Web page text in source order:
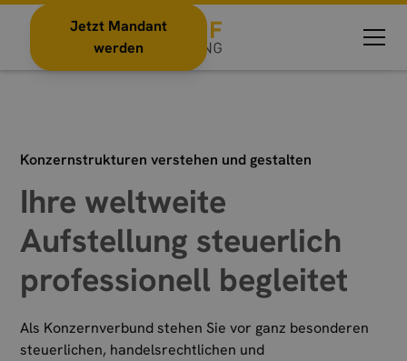
Jetzt Mandant
werden
im Unternehmensverbund erfolgreich
Konzernstrukturen verstehen und gestalten
Ihre weltweite
Aufstellung steuerlich
professionell begleitet
Als Konzernverbund stehen Sie vor ganz besonderen
steuerlichen, handelsrechtlichen und